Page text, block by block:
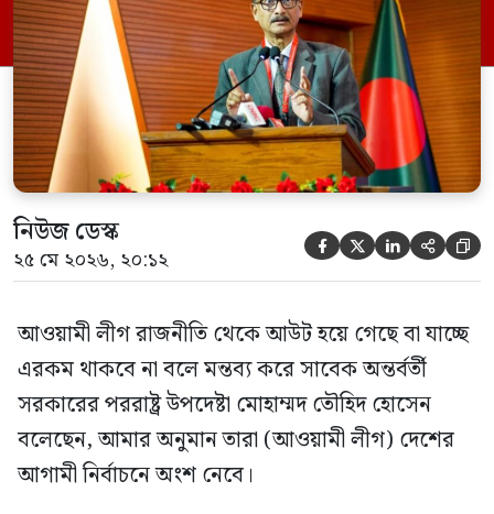
এসব কথা বলেন। আওয়ামী লীগ সরকারের সময়
হওয়া অত্যাচার-নিপীড়ন মানুষ ভুলে যাবে এমন
[…]
নিউজ ডেস্ক
২৫ মে ২০২৬, ২০:১২     
আওয়ামী লীগ রাজনীতি থেকে আউট হয়ে গেছে বা যাচ্ছে
এরকম থাকবে না বলে মন্তব্য করে সাবেক অন্তর্বর্তী
সরকারের পররাষ্ট্র উপদেষ্টা মোহাম্মদ তৌহিদ হোসেন
বলেছেন, আমার অনুমান তারা (আওয়ামী লীগ) দেশের
আগামী নির্বাচনে অংশ নেবে।